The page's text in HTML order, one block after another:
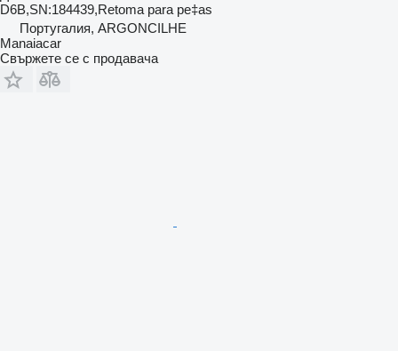
D6B,SN:184439,Retoma para pe‡as
Португалия, ARGONCILHE
Manaiacar
Свържете се с продавача